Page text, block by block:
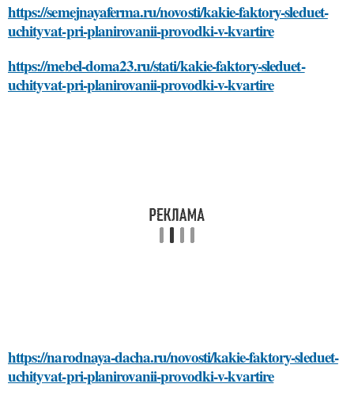
https://semejnayaferma.ru/novosti/kakie-faktory-sleduet-
uchityvat-pri-planirovanii-provodki-v-kvartire
https://mebel-doma23.ru/stati/kakie-faktory-sleduet-
uchityvat-pri-planirovanii-provodki-v-kvartire
https://narodnaya-dacha.ru/novosti/kakie-faktory-sleduet-
uchityvat-pri-planirovanii-provodki-v-kvartire